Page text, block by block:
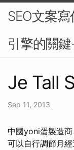
SEO文案
引擎的關
Je Tall
Sep 11, 2013
中國yoni蛋製造
可以自行調節月